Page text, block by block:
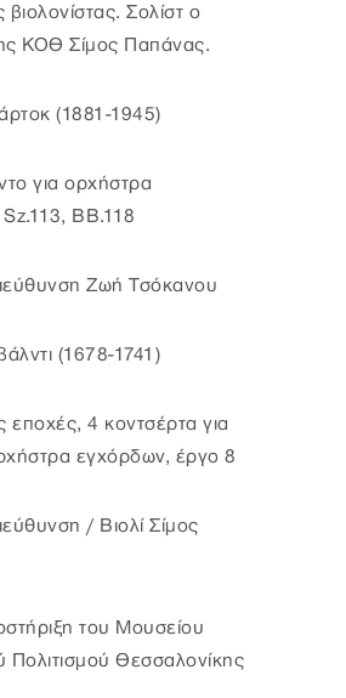
βιολονίστας. Σολίστ ο
ΚΟΘ Σίμος Παπάνας.
(1881-1945)
για ορχήστρα
BB.118
Ζωή Τσόκανου
(1678-1741)
εποχές, 4 κοντσέρτα για
εγχόρδων, έργο 8
/ Βιολί Σίμος
του Μουσείου
Πολιτισμού Θεσσαλονίκης